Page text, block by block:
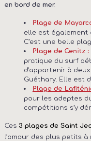
en bord de mer.
Plage de
elle est également
C’est une belle
Plage de Cenitz :
pratique du surf
d’appartenir à
Guéthary. Elle est
Plage de
pour les adeptes
compétitions s’y
Ces 3 plages de Saint
l’amour des plus petits